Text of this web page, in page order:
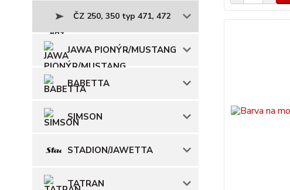
ČZ 250, 350 typ 471, 472
JAWA PIONÝR/MUSTANG
BABETTA
SIMSON
STADION/JAWETTA
TATRAN